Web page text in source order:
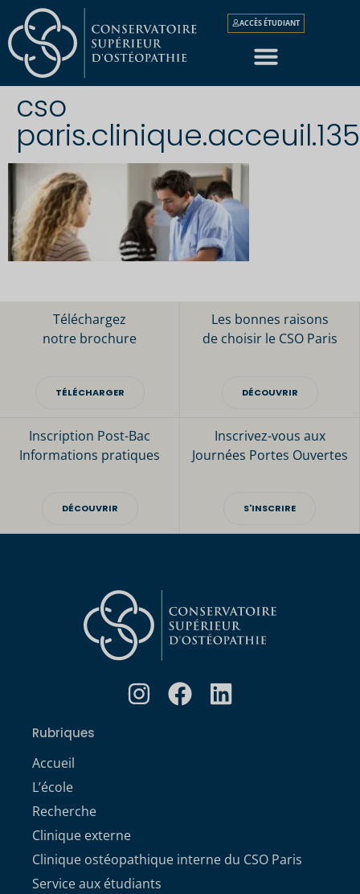
ACCÈS ÉTUDIANT
cso
Téléchargez
notre brochure
TÉLÉCHARGER
Les bonnes raisons
de choisir le CSO Paris
DÉCOUVRIR
Inscription Post-Bac
Informations pratiques
DÉCOUVRIR
Inscrivez-vous aux
Journées Portes Ouvertes
S'INSCRIRE
Rubriques
Accueil
L’école
Recherche
Clinique externe
Clinique ostéopathique interne du CSO Paris
Service aux étudiants